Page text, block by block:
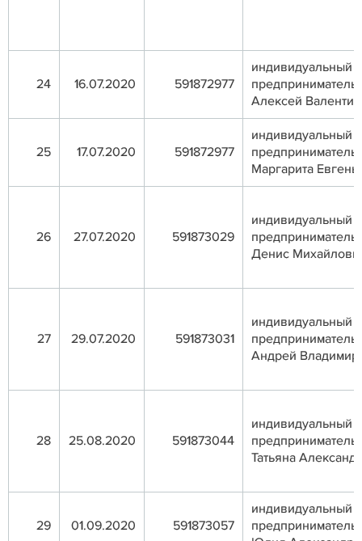
24 16.07.2020 591872977
индивидуальный
предприниматель
Алексей
25 17.07.2020 591872977
индивидуальный
предприниматель
Маргарита
26 27.07.2020 591873029
индивидуальный
предприниматель
Денис
27 29.07.2020 591873031
индивидуальный
Андрей
28 25.08.2020 591873044
индивидуальный
предприниматель
Татьяна
29 01.09.2020 591873057
индивидуальный
предприниматель